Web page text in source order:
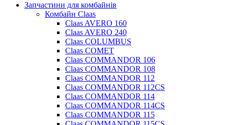
Запчастини для комбайнів
Комбайн Claas
Claas AVERO 160
Claas AVERO 240
Claas COLUMBUS
Claas COMET
Claas COMMANDOR 106
Claas COMMANDOR 108
Claas COMMANDOR 112
Claas COMMANDOR 112CS
Claas COMMANDOR 114
Claas COMMANDOR 114CS
Claas COMMANDOR 115